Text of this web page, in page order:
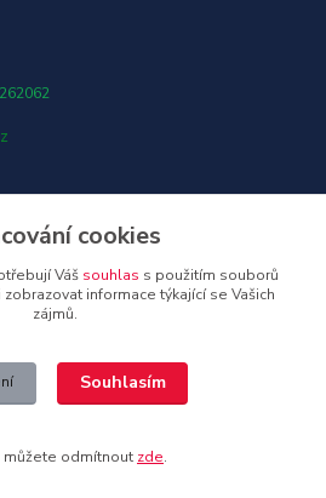
v hotovosti ZDARMA! 🎶
a příslušenství
cookies
Váš souhlas s použitím souborů
informace týkající se Vašich
zájmů.
Souhlasím
můžete odmítnout zde.